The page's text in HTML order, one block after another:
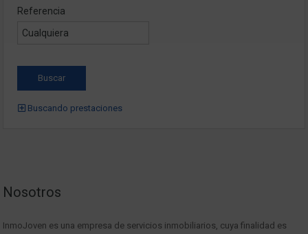
Referencia
Buscando prestaciones
Nosotros
InmoJoven es una empresa de servicios inmobiliarios, cuya finalidad es